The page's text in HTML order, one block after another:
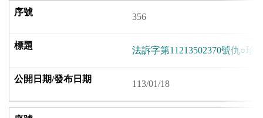
356
法訴字第11213502370號仇○珍
113/01/18